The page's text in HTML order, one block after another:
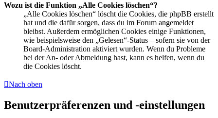
Wozu ist die Funktion „Alle Cookies löschen“?
„Alle Cookies löschen“ löscht die Cookies, die phpBB erstellt
hat und die dafür sorgen, dass du im Forum angemeldet
bleibst. Außerdem ermöglichen Cookies einige Funktionen,
wie beispielsweise den „Gelesen“-Status – sofern sie von der
Board-Administration aktiviert wurden. Wenn du Probleme
bei der An- oder Abmeldung hast, kann es helfen, wenn du
die Cookies löscht.
Nach oben
Benutzerpräferenzen und -einstellungen